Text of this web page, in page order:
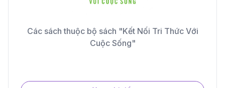
Các sách thuộc bộ sách "Kết Nối Tri Thức Với
Cuộc Sống"